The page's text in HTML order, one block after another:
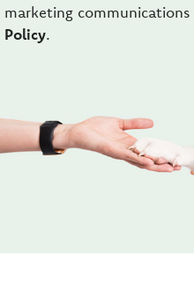
marketing
Policy.